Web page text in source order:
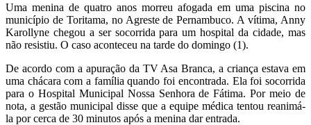
Uma menina de quatro anos morreu afogada em uma piscina no
município de Toritama, no Agreste de Pernambuco. A vítima, Anny
Karollyne chegou a ser socorrida para um hospital da cidade, mas
não resistiu. O caso aconteceu na tarde do domingo (1).
De acordo com a apuração da TV Asa Branca, a criança estava em
uma chácara com a família quando foi encontrada. Ela foi socorrida
para o Hospital Municipal Nossa Senhora de Fátima. Por meio de
nota, a gestão municipal disse que a equipe médica tentou reanimá-
la por cerca de 30 minutos após a menina dar entrada.